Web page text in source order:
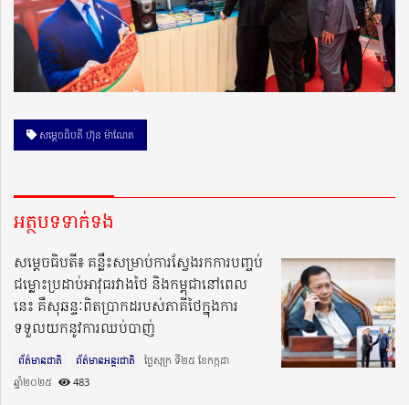
សម្ដេចធិបតី ហ៊ុន ម៉ាណែត
អត្ថបទទាក់ទង
សម្តេចធិបតី៖ គន្លឹះសម្រាប់ការស្វែងរកការបញ្ចប់
ជម្លោះប្រដាប់អាវុធរវាងថៃ និងកម្ពុជានៅពេល
នេះ គឺសុឆន្ទៈពិតប្រាកដរបស់ភាគីថៃក្នុងការ
ទទួលយកនូវការឈប់បាញ់
ព័ត៌មានជាតិ ព័ត៌មានអន្តរជាតិ
ថ្ងៃសុក្រ ទី២៥ ខែកក្កដា
ឆ្នាំ២០២៥​
483